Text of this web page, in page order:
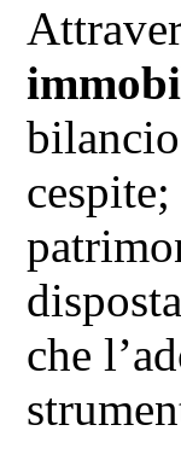
che